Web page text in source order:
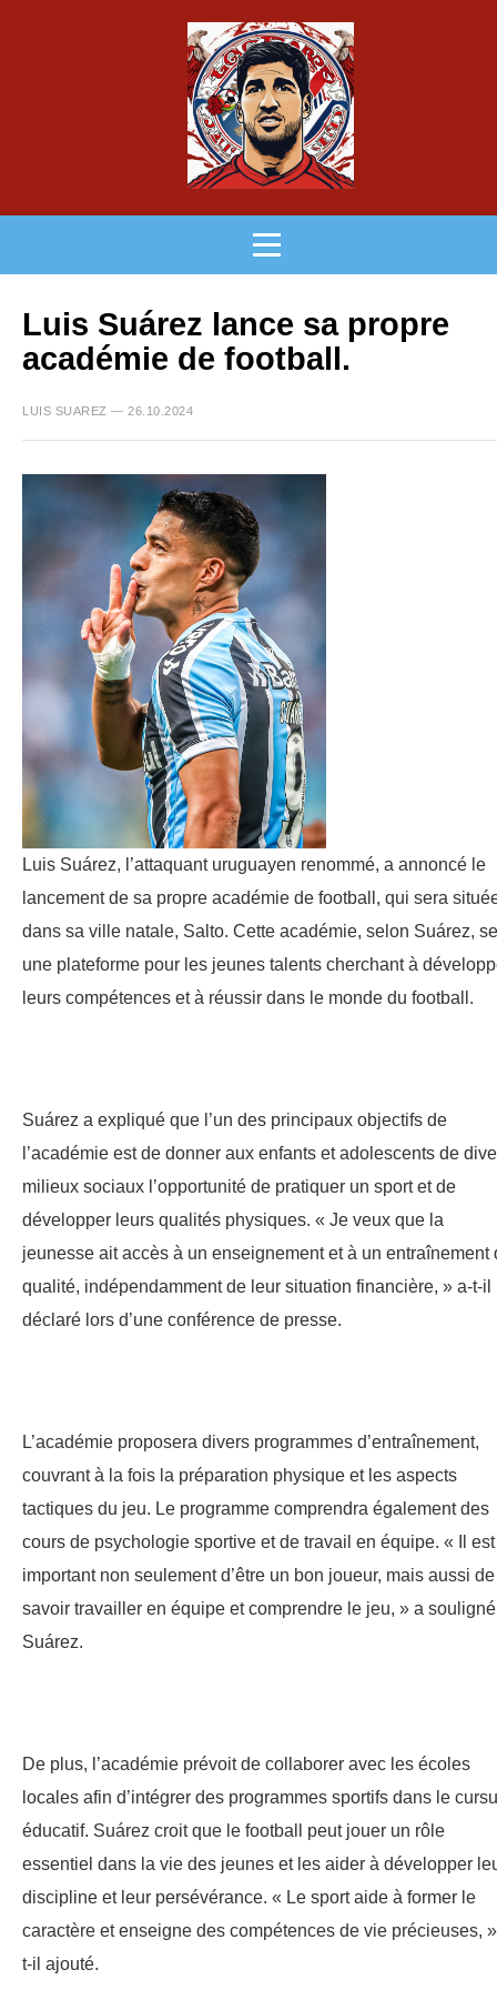
Luis Suárez lance sa propre
académie de football.
LUIS SUAREZ — 26.10.2024
Luis Suárez, l’attaquant uruguayen renommé, a annoncé le
lancement de sa propre académie de football, qui sera
dans sa ville natale, Salto. Cette académie, selon Suárez,
une plateforme pour les jeunes talents cherchant à
leurs compétences et à réussir dans le monde du football.
Suárez a expliqué que l’un des principaux objectifs de
l’académie est de donner aux enfants et adolescents de
milieux sociaux l’opportunité de pratiquer un sport et de
développer leurs qualités physiques. « Je veux que la
jeunesse ait accès à un enseignement et à un entraînement
qualité, indépendamment de leur situation financière, » a-t-il
déclaré lors d’une conférence de presse.
L’académie proposera divers programmes d’entraînement,
couvrant à la fois la préparation physique et les aspects
tactiques du jeu. Le programme comprendra également des
cours de psychologie sportive et de travail en équipe. « Il est
important non seulement d’être un bon joueur, mais aussi de
savoir travailler en équipe et comprendre le jeu, » a souligné
Suárez.
De plus, l’académie prévoit de collaborer avec les écoles
locales afin d’intégrer des programmes sportifs dans le
éducatif. Suárez croit que le football peut jouer un rôle
essentiel dans la vie des jeunes et les aider à développer
discipline et leur persévérance. « Le sport aide à former le
caractère et enseigne des compétences de vie précieuses,
t-il ajouté.